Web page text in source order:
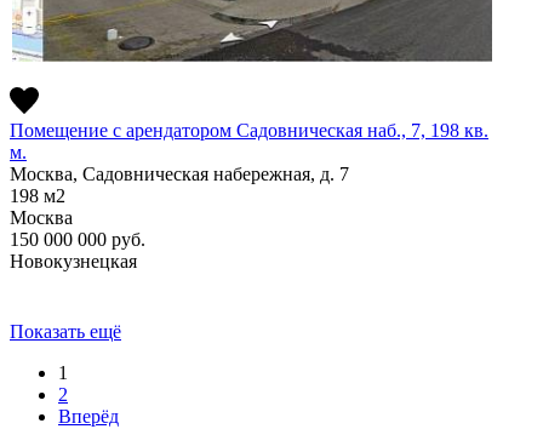
Помещение с арендатором Садовническая наб., 7, 198 кв.
м.
Москва, Садовническая набережная, д. 7
198 м2
Москва
150 000 000 руб.
Новокузнецкая
Показать ещё
1
2
Вперёд